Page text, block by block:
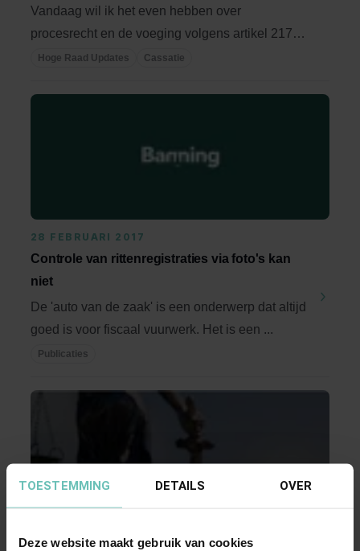
TOESTEMMING DETAILS OVER
Deze website maakt gebruik van cookies
Vandaag wil ik het even hebben over
procesrecht en de voeging volgens artikel 217
Rv. Dit artikel ...
Hoge Raad Updates Cassatie
28 FEBRUARI 2017
Controle van rittenregistraties via foto's kan
niet
De 'auto van de zaak' is een onderwerp dat altijd
goed is voor fiscaal vuurwerk. Het is een ...
Publicaties